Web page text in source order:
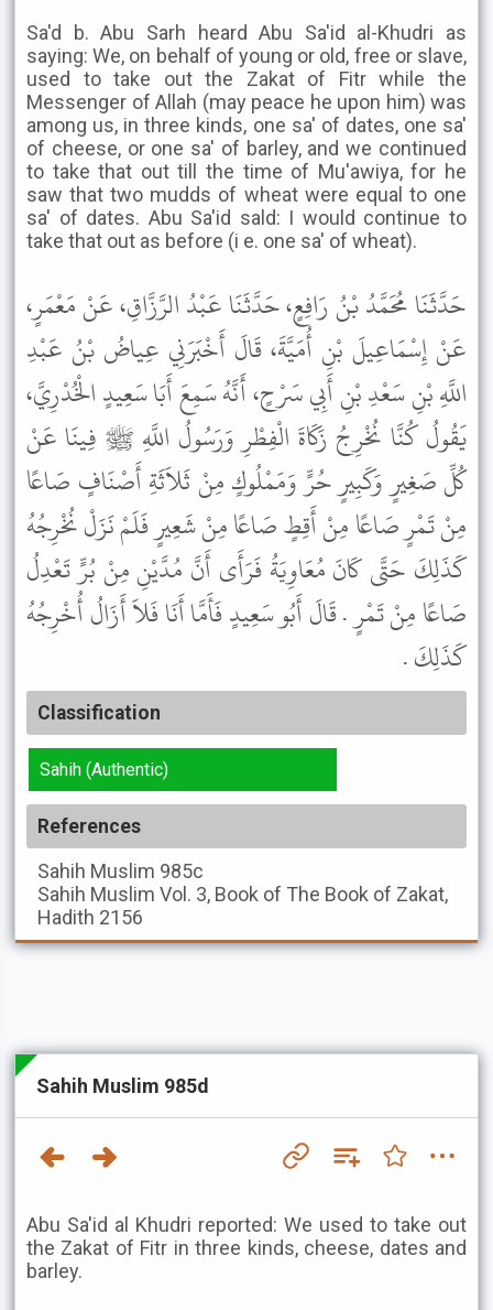
Sa'd b. Abu Sarh heard Abu Sa'id al-Khudri as
saying: We, on behalf of young or old, free or slave,
used to take out the Zakat of Fitr while the
Messenger of Allah (may peace he upon him) was
among us, in three kinds, one sa' of dates, one sa'
of cheese, or one sa' of barley, and we continued
to take that out till the time of Mu'awiya, for he
saw that two mudds of wheat were equal to one
sa' of dates. Abu Sa'id sald: I would continue to
take that out as before (i e. one sa' of wheat).
حَدَّثَنَا مُحَمَّدُ بْنُ رَافِعٍ، حَدَّثَنَا عَبْدُ الرَّزَّاقِ، عَنْ مَعْمَرٍ،
عَنْ إِسْمَاعِيلَ بْنِ أُمَيَّةَ، قَالَ أَخْبَرَنِي عِياضُ بْنُ عَبْدِ
اللَّهِ بْنِ سَعْدِ بْنِ أَبِي سَرْحٍ، أَنَّهُ سَمِعَ أَبَا سَعِيدٍ الْخُدْرِيَّ،
يَقُولُ كُنَّا نُخْرِجُ زَكَاةَ الْفِطْرِ وَرَسُولُ اللَّهِ ﷺ فِينَا عَنْ
كُلِّ صَغِيرٍ وَكَبِيرٍ حُرٍّ وَمَمْلُوكٍ مِنْ ثَلاَثَةِ أَصْنَافٍ صَاعًا
مِنْ تَمْرٍ صَاعًا مِنْ أَقِطٍ صَاعًا مِنْ شَعِيرٍ فَلَمْ نَزَلْ نُخْرِجُهُ
كَذَلِكَ حَتَّى كَانَ مُعَاوِيَةُ فَرَأَى أَنَّ مُدَّيْنِ مِنْ بُرٍّ تَعْدِلُ
صَاعًا مِنْ تَمْرٍ . قَالَ أَبُو سَعِيدٍ فَأَمَّا أَنَا فَلاَ أَزَالُ أُخْرِجُهُ
كَذَلِكَ .
Classification
Sahih (Authentic)
References
Sahih Muslim 985c
Sahih Muslim Vol. 3, Book of The Book of Zakat,
Hadith 2156
Sahih Muslim 985d
Abu Sa'id al Khudri reported: We used to take out
the Zakat of Fitr in three kinds, cheese, dates and
barley.